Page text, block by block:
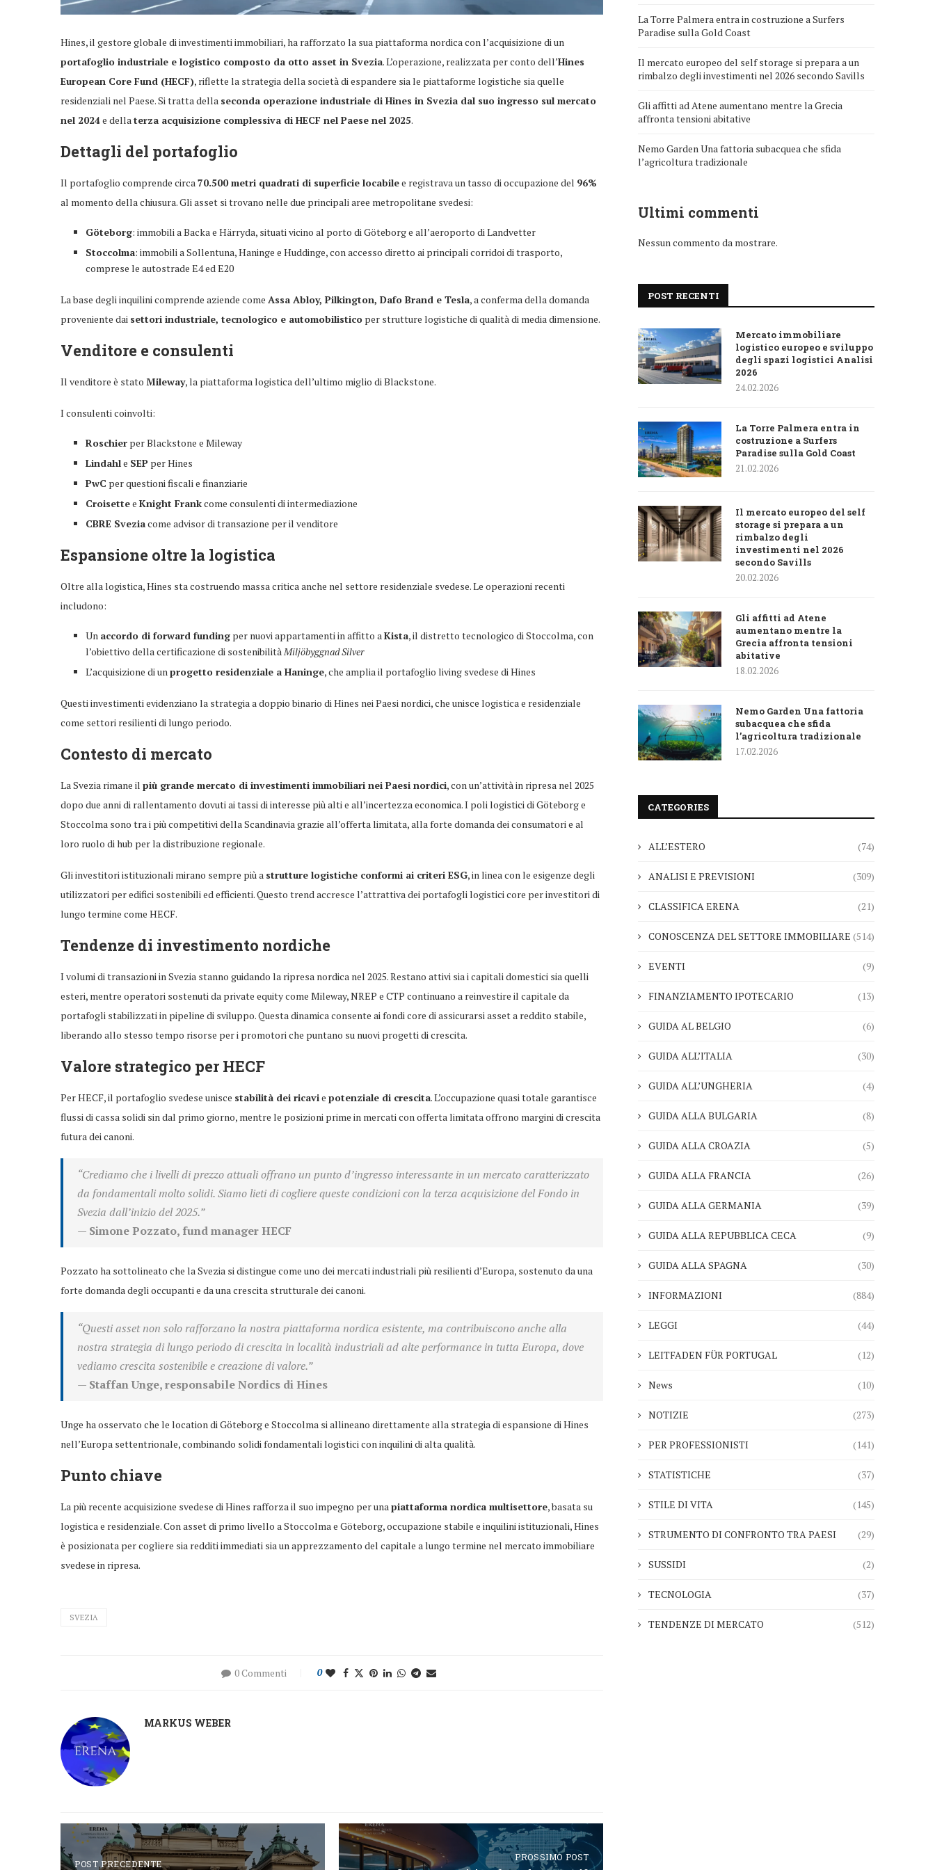
Hines, il gestore globale di investimenti immobiliari, ha rafforzato la sua piattaforma nordica con l’acquisizione di un
portafoglio industriale e logistico composto da otto asset in Svezia. L’operazione, realizzata per conto dell’Hines
European Core Fund (HECF), riflette la strategia della società di espandere sia le piattaforme logistiche sia quelle
residenziali nel Paese. Si tratta della seconda operazione industriale di Hines in Svezia dal suo ingresso sul mercato
nel 2024e dellaterza acquisizione complessiva di HECF nel Paese nel 2025.
Dettagli del portafoglio
Il portafoglio comprende circa70.500 metri quadrati di superficie locabilee registrava un tasso di occupazione del 96%
al momento della chiusura. Gli asset si trovano nelle due principali aree metropolitane svedesi:
Göteborg: immobili a Backa e Härryda, situati vicino al porto di Göteborg e all’aeroporto di Landvetter
Stoccolma: immobili a Sollentuna, Haninge e Huddinge, con accesso diretto ai principali corridoi di trasporto,
comprese le autostrade E4 ed E20
La base degli inquilini comprende aziende come Assa Abloy, Pilkington, Dafo Brand e Tesla, a conferma della domanda
proveniente dai settori industriale, tecnologico e automobilistico per strutture logistiche di qualità di media dimensione.
Venditore e consulenti
Il venditore è stato Mileway, la piattaforma logistica dell’ultimo miglio di Blackstone.
I consulenti coinvolti:
Roschier per Blackstone e Mileway
Lindahle SEP per Hines
PwC per questioni fiscali e finanziarie
Croisettee Knight Frankcome consulenti di intermediazione
CBRE Sveziacome advisor di transazione per il venditore
Espansione oltre la logistica
Oltre alla logistica, Hines sta costruendo massa critica anche nel settore residenziale svedese. Le operazioni recenti
includono:
Un accordo di forward funding per nuovi appartamenti in affitto aKista, il distretto tecnologico di Stoccolma, con
l’obiettivo della certificazione di sostenibilitàMiljöbyggnad Silver
L’acquisizione di unprogetto residenziale a Haninge, che amplia il portafoglio living svedese di Hines
Questi investimenti evidenziano la strategia a doppio binario di Hines nei Paesi nordici, che unisce logistica e residenziale
come settori resilienti di lungo periodo.
Contesto di mercato
La Svezia rimane il più grande mercato di investimenti immobiliari nei Paesi nordici, con un’attività in ripresa nel 2025
dopo due anni di rallentamento dovuti ai tassi di interesse più alti e all’incertezza economica. I poli logistici di Göteborg e
Stoccolma sono tra i più competitivi della Scandinavia grazie all’offerta limitata, alla forte domanda dei consumatori e al
loro ruolo di hub per la distribuzione regionale.
Gli investitori istituzionali mirano sempre più a strutture logistiche conformi ai criteri ESG, in linea con le esigenze degli
utilizzatori per edifici sostenibili ed efficienti. Questo trend accresce l’attrattiva dei portafogli logistici core per investitori di
lungo termine come HECF.
Tendenze di investimento nordiche
I volumi di transazioni in Svezia stanno guidando la ripresa nordica nel 2025. Restano attivi sia i capitali domestici sia quelli
esteri, mentre operatori sostenuti da private equity come Mileway, NREP e CTP continuano a reinvestire il capitale da
portafogli stabilizzati in pipeline di sviluppo. Questa dinamica consente ai fondi core di assicurarsi asset a reddito stabile,
liberando allo stesso tempo risorse per i promotori che puntano su nuovi progetti di crescita.
Valore strategico per HECF
Per HECF, il portafoglio svedese unisce stabilità dei ricavie potenziale di crescita. L’occupazione quasi totale garantisce
flussi di cassa solidi sin dal primo giorno, mentre le posizioni prime in mercati con offerta limitata offrono margini di crescita
futura dei canoni.
“Crediamo che i livelli di prezzo attuali offrano un punto d’ingresso interessante in un mercato caratterizzato
da fondamentali molto solidi. Siamo lieti di cogliere queste condizioni con la terza acquisizione del Fondo in
Svezia dall’inizio del 2025.”
— Simone Pozzato, fund manager HECF
Pozzato ha sottolineato che la Svezia si distingue come uno dei mercati industriali più resilienti d’Europa, sostenuto da una
forte domanda degli occupanti e da una crescita strutturale dei canoni.
“Questi asset non solo rafforzano la nostra piattaforma nordica esistente, ma contribuiscono anche alla
nostra strategia di lungo periodo di crescita in località industriali ad alte performance in tutta Europa, dove
vediamo crescita sostenibile e creazione di valore.”
— Staffan Unge, responsabile Nordics di Hines
Unge ha osservato che le location di Göteborg e Stoccolma si allineano direttamente alla strategia di espansione di Hines
nell’Europa settentrionale, combinando solidi fondamentali logistici con inquilini di alta qualità.
Punto chiave
La più recente acquisizione svedese di Hines rafforza il suo impegno per unapiattaforma nordica multisettore, basata su
logistica e residenziale. Con asset di primo livello a Stoccolma e Göteborg, occupazione stabile e inquilini istituzionali, Hines
è posizionata per cogliere sia redditi immediati sia un apprezzamento del capitale a lungo termine nel mercato immobiliare
svedese in ripresa.
SVEZIA
0 Commenti 0
MARKUS WEBER
POST PRECEDENTE
PROSSIMO POST
La Torre Palmera entra in costruzione a Surfers
Paradise sulla Gold Coast
Il mercato europeo del self storage si prepara a un
rimbalzo degli investimenti nel 2026 secondo Savills
Gli affitti ad Atene aumentano mentre la Grecia
affronta tensioni abitative
Nemo Garden Una fattoria subacquea che sfida
l’agricoltura tradizionale
Ultimi commenti
Nessun commento da mostrare.
POST RECENTI
Mercato immobiliare
logistico europeo e sviluppo
degli spazi logistici Analisi
2026
24.02.2026
La Torre Palmera entra in
costruzione a Surfers
Paradise sulla Gold Coast
21.02.2026
Il mercato europeo del self
storage si prepara a un
rimbalzo degli
investimenti nel 2026
secondo Savills
20.02.2026
Gli affitti ad Atene
aumentano mentre la
Grecia affronta tensioni
abitative
18.02.2026
Nemo Garden Una fattoria
subacquea che sfida
l’agricoltura tradizionale
17.02.2026
CATEGORIES
ALL’ESTERO (74)
ANALISI E PREVISIONI (309)
CLASSIFICA ERENA (21)
CONOSCENZA DEL SETTORE IMMOBILIARE (514)
EVENTI (9)
FINANZIAMENTO IPOTECARIO (13)
GUIDA AL BELGIO (6)
GUIDA ALL’ITALIA (30)
GUIDA ALL’UNGHERIA (4)
GUIDA ALLA BULGARIA (8)
GUIDA ALLA CROAZIA (5)
GUIDA ALLA FRANCIA (26)
GUIDA ALLA GERMANIA (39)
GUIDA ALLA REPUBBLICA CECA (9)
GUIDA ALLA SPAGNA (30)
INFORMAZIONI (884)
LEGGI (44)
LEITFADEN FÜR PORTUGAL (12)
News (10)
NOTIZIE (273)
PER PROFESSIONISTI (141)
STATISTICHE (37)
STILE DI VITA (145)
STRUMENTO DI CONFRONTO TRA PAESI (29)
SUSSIDI (2)
TECNOLOGIA (37)
TENDENZE DI MERCATO (512)